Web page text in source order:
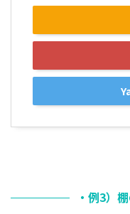
・例3）